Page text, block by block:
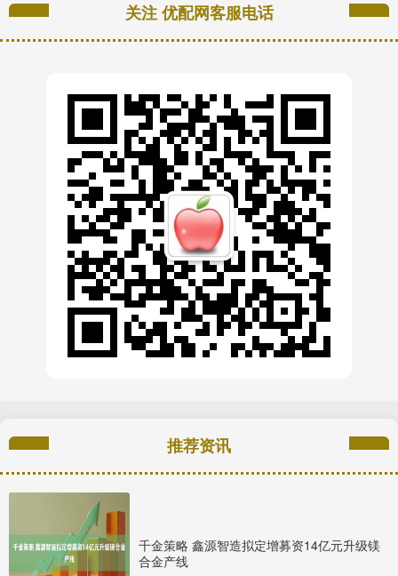
关注 优配网客服电话
推荐资讯
千金策略 鑫源智造拟定增募资14亿元升级镁
合金产线